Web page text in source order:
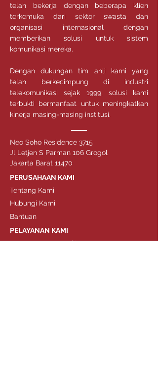
telah bekerja dengan beberapa klien
terkemuka dari sektor swasta dan
organisasi internasional dengan
memberikan solusi untuk sistem
komunikasi mereka.
Dengan dukungan tim ahli kami yang
telah berkecimpung di industri
telekomunikasi sejak 1999, solusi kami
terbukti bermanfaat untuk meningkatkan
kinerja masing-masing institusi.
Neo Soho Residence 3715
Jl Letjen S Parman 106 Grogol
Jakarta Barat 11470
PERUSAHAAN KAMI
Tentang Kami
Hubungi Kami
Bantuan
PELAYANAN KAMI
Mengapa Commsol?